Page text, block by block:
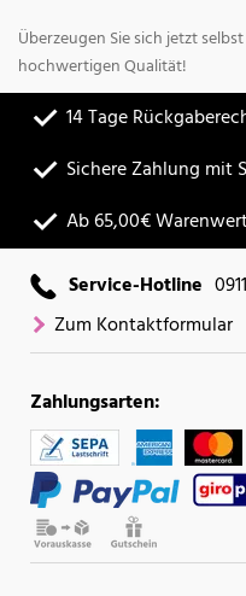
Überzeugen Sie sich jetzt
hochwertigen Qualität!
14 Tage
Sichere Zahlung mit
Ab 65,00€
Service-Hotline
Zum Kontaktformular
Zahlungsarten: